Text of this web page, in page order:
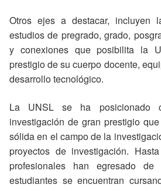
Otros ejes a destacar, incluyen
estudios de pregrado, grado,
y conexiones que posibilita la
prestigio de su cuerpo docente,
desarrollo tecnológico.
La UNSL se ha posicionado
investigación de gran prestigio
sólida en el campo de la
proyectos de investigación.
profesionales han egresado
estudiantes se encuentran